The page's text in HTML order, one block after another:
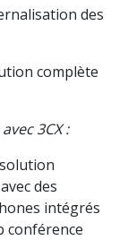
des
complète
3CX :
des
intégrés
conférence